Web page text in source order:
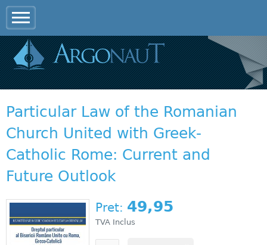
Particular Law of the Romanian
Church United with Greek-
Catholic Rome: Current and
Future Outlook
Pret: 49,95
TVA Inclus